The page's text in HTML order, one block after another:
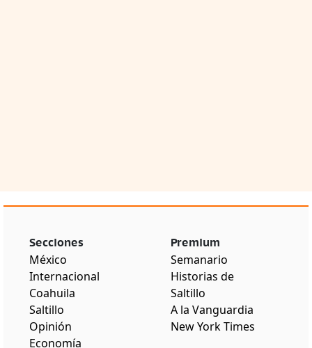
Secciones
México
Internacional
Coahuila
Saltillo
Opinión
Economía
Premium
Semanario
Historias de
Saltillo
A la Vanguardia
New York Times